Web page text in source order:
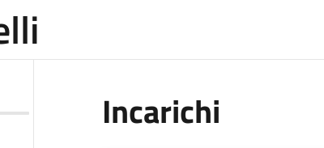
Incarichi